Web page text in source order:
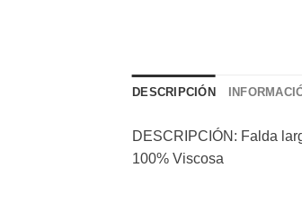
DESCRIPCIÓN
DESCRIPCIÓN: Falda
100% Viscosa